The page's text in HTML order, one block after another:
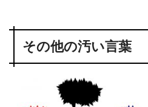
その他の汚い言葉